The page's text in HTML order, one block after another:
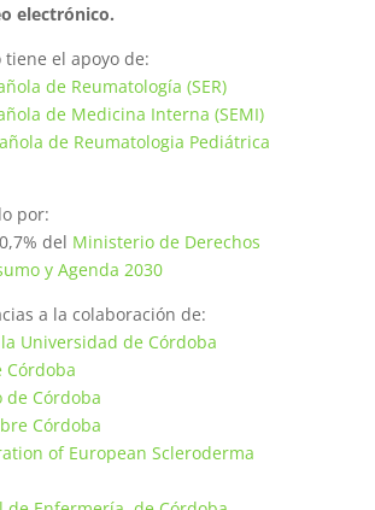
electrónico.
tiene el apoyo de:
de Reumatología (SER)
de Medicina Interna (SEMI)
de Reumatologia Pediátrica
por:
del Ministerio de Derechos
y Agenda 2030
a la colaboración de:
Universidad de Córdoba
Córdoba
Córdoba
Córdoba
of European Scleroderma